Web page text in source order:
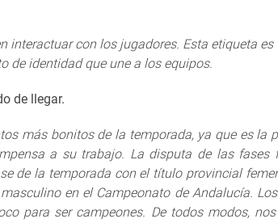
interactuar con los jugadores. Esta etiqueta
de identidad que une a los equipos.
de llegar.
más bonitos de la temporada, ya que es la
a su trabajo. La disputa de las fases
de la temporada con el título provincial
en el Campeonato de Andalucía.
para ser campeones. De todos modos,